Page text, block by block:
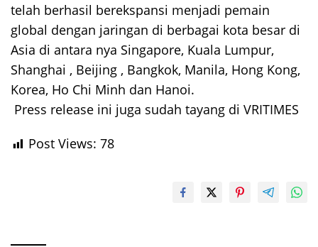
telah berhasil berekspansi menjadi pemain
global dengan jaringan di berbagai kota besar di
Asia di antara nya Singapore, Kuala Lumpur,
Shanghai , Beijing , Bangkok, Manila, Hong Kong,
Korea, Ho Chi Minh dan Hanoi.
Press release ini juga sudah tayang di VRITIMES
Post Views: 78